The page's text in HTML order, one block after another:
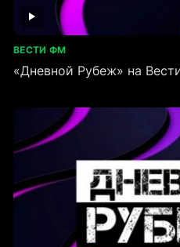
ВЕСТИ ФМ
«Дневной Рубеж» на